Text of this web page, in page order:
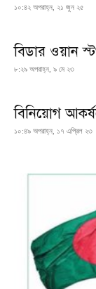
১০:৪২ অপরাহ্ন, ২১ জুন ২৫
বিডার ওয়ান
৮:২৯ অপরাহ্ন, ৯ মে ২৩
বিনিয়োগ
১০:৪৯ অপরাহ্ন, ১৭ এপ্রিল ২৩